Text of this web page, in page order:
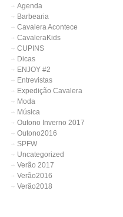
Agenda
Barbearia
Cavalera Acontece
CavaleraKids
CUPINS
Dicas
ENJOY #2
Entrevistas
Expedição Cavalera
Moda
Música
Outono Inverno 2017
Outono2016
SPFW
Uncategorized
Verão 2017
Verão2016
Verão2018